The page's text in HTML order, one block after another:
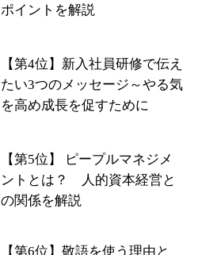
ポイントを解説
【第4位】新入社員研修で伝え
たい3つのメッセージ～やる気
を高め成長を促すために
【第5位】 ピープルマネジメ
ントとは？ 人的資本経営と
の関係を解説
【第6位】敬語を使う理由と